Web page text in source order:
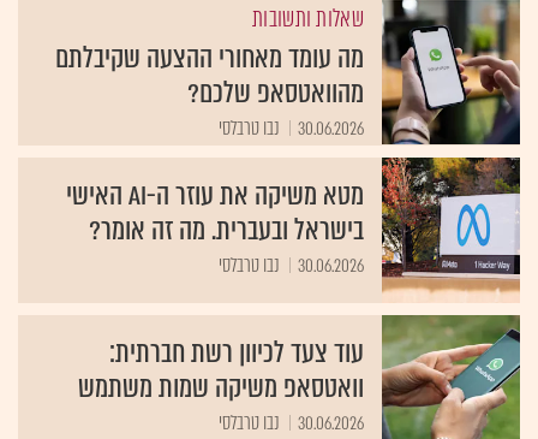
שאלות ותשובות
מה עומד מאחורי ההצעה שקיבלתם
מהוואטסאפ שלכם?
30.06.2026 נבו טרבלסי
מטא משיקה את עוזר ה-AI האישי
בישראל ובעברית. מה זה אומר?
30.06.2026 נבו טרבלסי
עוד צעד לכיוון רשת חברתית:
וואטסאפ משיקה שמות משתמש
30.06.2026 נבו טרבלסי